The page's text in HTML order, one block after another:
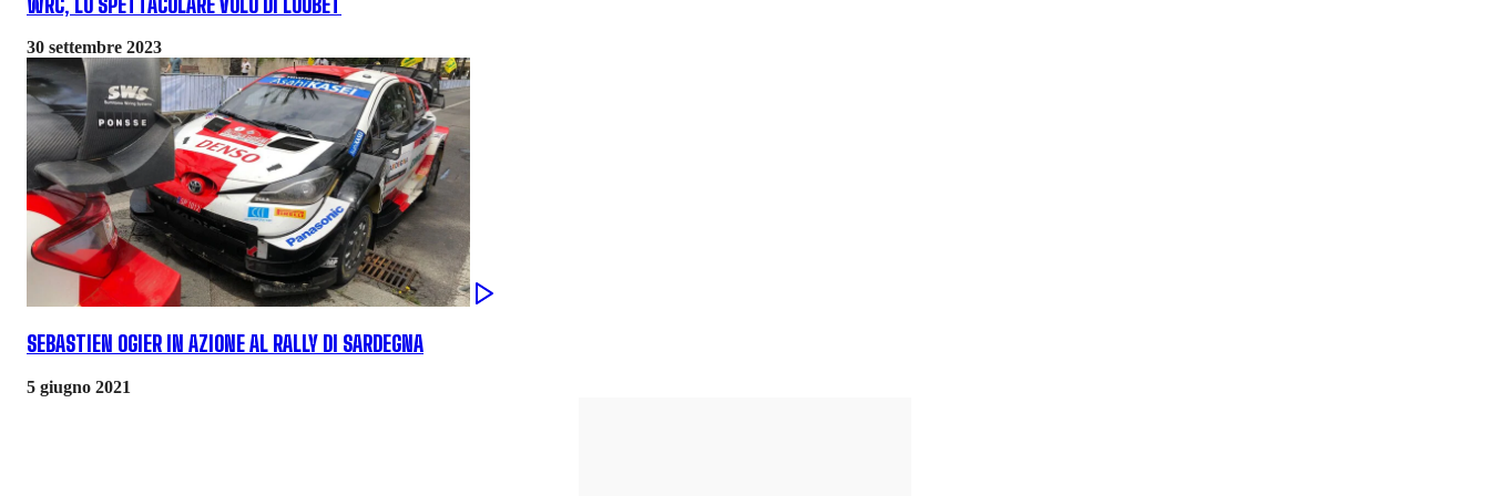
WRC, LO SPETTACOLARE VOLO DI LOUBET
30 settembre 2023
SEBASTIEN OGIER IN AZIONE AL RALLY DI SARDEGNA
5 giugno 2021